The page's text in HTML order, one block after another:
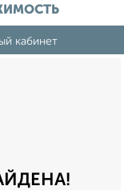
кабинет